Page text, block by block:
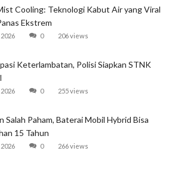
Cooling: Teknologi Kabut Air yang Viral
Ekstrem
0 206 views
Keterlambatan, Polisi Siapkan STNK
0 255 views
Salah Paham, Baterai Mobil Hybrid Bisa
15 Tahun
0 266 views